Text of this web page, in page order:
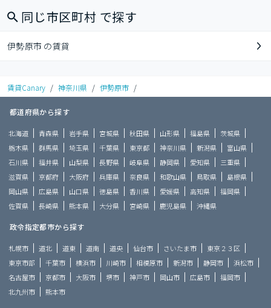
同じ市区町村 で探す
伊勢原市 の賃貸
賃貸Canary / 神奈川県 / 伊勢原市 /
都道府県から探す
北海道 青森県 岩手県 宮城県 秋田県 山形県 福島県
茨城県
栃木県
群馬県 埼玉県 千葉県 東京都 神奈川県 新潟県
富山県
石川県
福井県 山梨県 長野県 岐阜県 静岡県 愛知県
三重県
滋賀県
京都府 大阪府 兵庫県 奈良県 和歌山県 鳥取県
島根県
岡山県
広島県 山口県 徳島県 香川県 愛媛県 高知県
福岡県
佐賀県
長崎県 熊本県 大分県 宮崎県 鹿児島県 沖縄県
政令指定都市から探す
札幌市 道北 道東 道南 道央 仙台市 さいたま市
東京２３区
東京市部
千葉市 横浜市 川崎市 相模原市 新潟市 静岡市
浜松市
名古屋市
京都市 大阪市 堺市 神戸市 岡山市 広島市
福岡市
北九州市
熊本市